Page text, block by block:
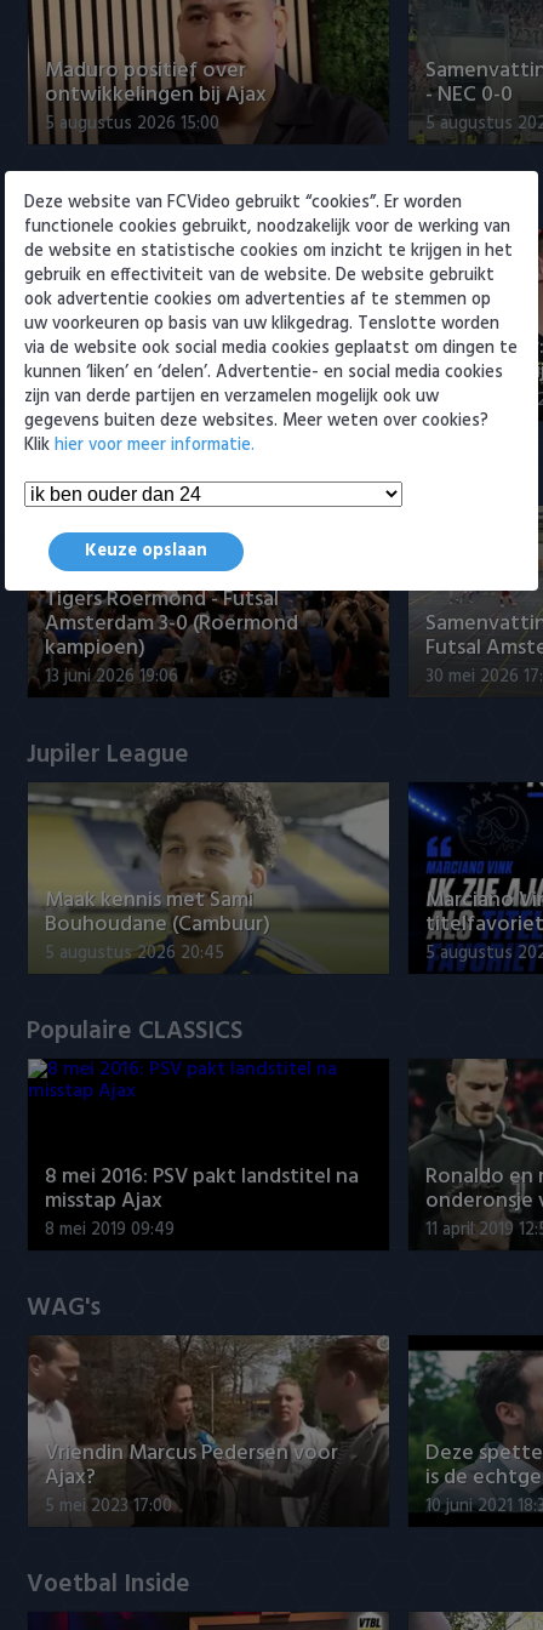
Maduro positief over
ontwikkelingen bij Ajax
5 augustus 2026 15:00
- NEC 0-0
5 augustus
Eredivisie
Maak kennis met Sami
Bouhoudane (Cambuur)
5 augustus 2026 20:45
Joris
Ahead te
5 augustus
Samenvattingen Eredivisie
Tigers Roermond - Futsal
Amsterdam 3-0 (Roermond
kampioen)
13 juni 2026 19:06
Futsal
30 mei 2026
Jupiler League
Maak kennis met Sami
Bouhoudane (Cambuur)
5 augustus 2026 20:45
Marciano
5 augustus
Populaire CLASSICS
8 mei 2016: PSV pakt landstitel na
misstap Ajax
8 mei 2019 09:49
Ronaldo
onderonsje
11 april 2019
WAG's
Vriendin Marcus Pedersen voor
Ajax?
5 mei 2023 17:00
Deze
is de
10 juni 2021
Voetbal Inside
Deze website van FCVideo gebruikt “cookies”. Er worden
functionele cookies gebruikt, noodzakelijk voor de werking van
de website en statistische cookies om inzicht te krijgen in het
gebruik en effectiviteit van de website. De website gebruikt
ook advertentie cookies om advertenties af te stemmen op
uw voorkeuren op basis van uw klikgedrag. Tenslotte worden
via de website ook social media cookies geplaatst om dingen te
kunnen ‘liken’ en ‘delen’. Advertentie- en social media cookies
zijn van derde partijen en verzamelen mogelijk ook uw
gegevens buiten deze websites. Meer weten over cookies?
Klikhier voor meer informatie.
Keuze opslaan